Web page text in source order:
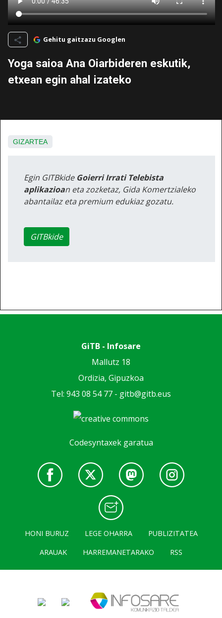
Gehitu gaitzazu Googlen
Yoga saioa Ana Oiarbideren eskutik,
etxean egin ahal izateko
GIZARTEA
Egin GITBkide Goierri Irrati Telebista
aplikazioan eta zozketaz, Gida Komertzialeko
abantailaz eta premium edukiaz gozatu.
GITBkide
GiTB - Infosare
Mallutz 18
Ordizia, Gipuzkoa
Tel: 943 08 54 77 - gitb@gitb.eus
Codesyntaxek garatua
HONI BURUZ LEGE OHARRA
PUBLIZITATEA
ARAUAK
HARREMANETARAKO RSS